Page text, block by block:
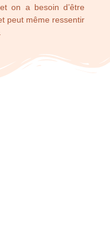
on a besoin d’être
peut même ressentir